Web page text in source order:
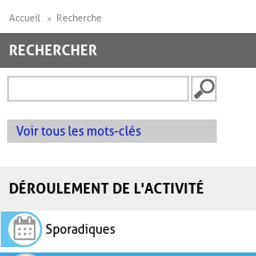
Accueil Recherche
RECHERCHER
Voir tous les mots-clés
DÉROULEMENT DE L'ACTIVITÉ
Sporadiques